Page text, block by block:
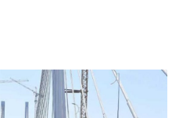
الرئيس عبد الفتاح السيسي
وكوبري